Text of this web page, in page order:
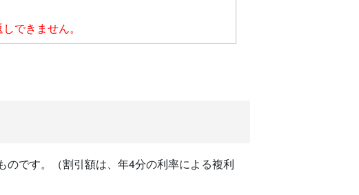
できません。
です。（割引額は、年4分の利率による複利